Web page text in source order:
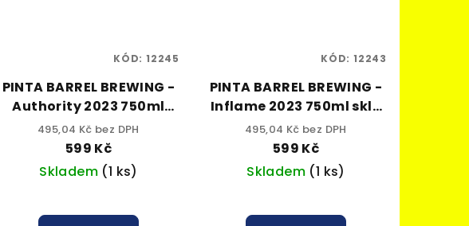
PINTA BARREL BREWING -
Authority 2023 750ml
sklo 7,5% alk.
495,04 Kč bez DPH
599 Kč
Skladem (1 ks)
KÓD: 12245
PINTA BARREL BREWING -
Inflame 2023 750ml sklo
6,5% alk.
495,04 Kč bez DPH
599 Kč
Skladem (1 ks)
KÓD: 12243